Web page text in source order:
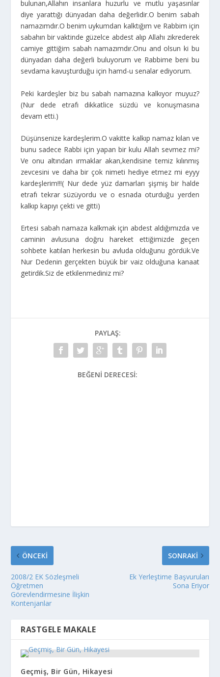
bulunan,Allahın insanlara huzurlu ve mutlu yaşasınlar
diye yarattığı dünyadan daha değerlidir.O benim sabah
namazımdır.O benim uykumdan kalktığım ve Rabbim için
sabahın bir vaktinde güzelce abdest alıp Allahı zikrederek
camiye gittiğim sabah namazımdır.Onu and olsun ki bu
dünyadan daha değerli buluyorum ve Rabbime beni bu
sevdama kavuşturduğu için hamd-u senalar ediyorum.
Peki kardeşler biz bu sabah namazına kalkıyor muyuz?
(Nur dede etrafı dikkatlice süzdü ve konuşmasına
devam etti.)
Düşünsenize kardeşlerim.O vakitte kalkıp namaz kılan ve
bunu sadece Rabbi için yapan bir kulu Allah sevmez mi?
Ve onu altından ırmaklar akan,kendisine temiz kılınmış
zevcesini ve daha bir çok nimeti hediye etmez mi eyyy
kardeşlerim!!!( Nur dede yüz damarları şişmiş bir halde
etrafı tekrar süzüyordu ve o esnada oturduğu yerden
kalkıp kapıyı çekti ve gitti)
Ertesi sabah namaza kalkmak için abdest aldığımızda ve
caminin avlusuna doğru hareket ettiğimizde geçen
sohbete katılan herkesin bu avluda olduğunu gördük.Ve
Nur Dedenin gerçekten büyük bir vaiz olduğuna kanaat
getirdik.Siz de etkilenmediniz mi?
PAYLAŞ:
BEĞENI DERECESI:
ÖNCEKI
2008/2 EK Sözleşmeli
Öğretmen
Görevlendirmesine İlişkin
Kontenjanlar
SONRAKI
Ek Yerleştime Başvuruları
Sona Eriyor
RASTGELE MAKALE
Geçmiş, Bir Gün, Hikayesi